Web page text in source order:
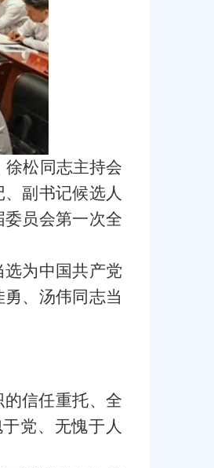
徐松同志主持会
副书记候选人
员会第一次全
为中国共产党
、汤伟同志当
信任重托、全
党、无愧于人